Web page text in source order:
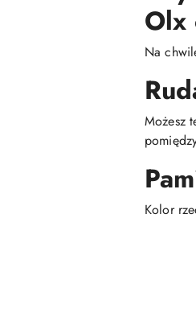
Olx
Na
Możesz
Kolor